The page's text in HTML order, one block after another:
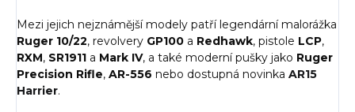
Mezi jejich nejznámější modely patří legendární malorážka
Ruger 10/22, revolvery GP100 a Redhawk, pistole LCP,
RXM, SR1911 a Mark IV, a také moderní pušky jako Ruger
Precision Rifle, AR-556 nebo dostupná novinka AR15
Harrier.